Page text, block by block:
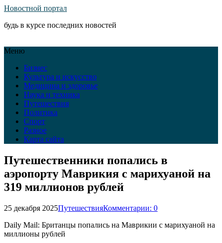
Новостной портал
будь в курсе последних новостей
Меню
Бизнес
Культура и искусство
Медицина и здоровье
Наука и техника
Путешествия
Политика
Спорт
Разное
Карта сайта
Путешественники попались в
аэропорту Маврикия с марихуаной на
319 миллионов рублей
25 декабря 2025ПутешествияКомментарии: 0
Daily Mail: Британцы попались на Маврикии с марихуаной на
миллионы рублей